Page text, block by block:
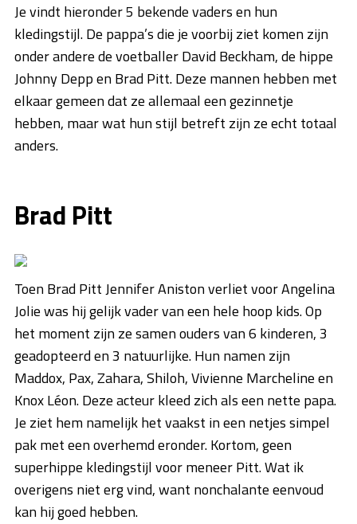
Je vindt hieronder 5 bekende vaders en hun
kledingstijl. De pappa’s die je voorbij ziet komen zijn
onder andere de voetballer David Beckham, de hippe
Johnny Depp en Brad Pitt. Deze mannen hebben met
elkaar gemeen dat ze allemaal een gezinnetje
hebben, maar wat hun stijl betreft zijn ze echt totaal
anders.
Brad Pitt
Toen Brad Pitt Jennifer Aniston verliet voor Angelina
Jolie was hij gelijk vader van een hele hoop kids. Op
het moment zijn ze samen ouders van 6 kinderen, 3
geadopteerd en 3 natuurlijke. Hun namen zijn
Maddox, Pax, Zahara, Shiloh, Vivienne Marcheline en
Knox Léon. Deze acteur kleed zich als een nette papa.
Je ziet hem namelijk het vaakst in een netjes simpel
pak met een overhemd eronder. Kortom, geen
superhippe kledingstijl voor meneer Pitt. Wat ik
overigens niet erg vind, want nonchalante eenvoud
kan hij goed hebben.